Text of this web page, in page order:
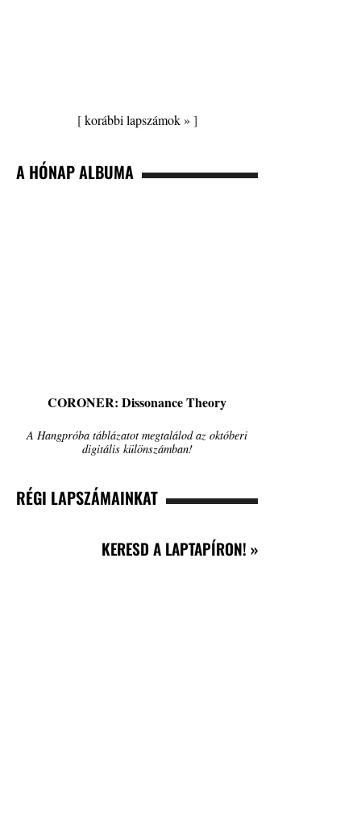
[korábbi lapszámok » ]
A HÓNAP ALBUMA
CORONER: Dissonance Theory
A Hangpróba táblázatot megtalálod az októberi
digitális különszámban!
RÉGI LAPSZÁMAINKAT
KERESD A LAPTAPÍRON! »